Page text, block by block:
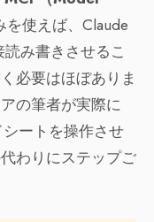
を使えば、Claude
み書きさせるこ
必要はほぼありま
の筆者が実際に
ートを操作させ
わりにステップご